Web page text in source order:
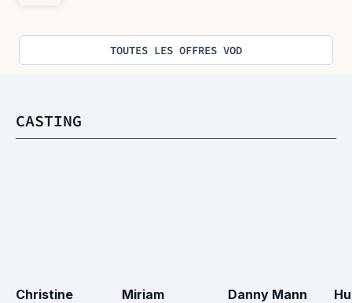
TOUTES LES OFFRES VOD
CASTING
Christine
Miriam
Danny Mann